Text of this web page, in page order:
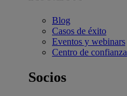
Blog
Casos de éxito
Eventos y webinars
Centro de confianza
Socios